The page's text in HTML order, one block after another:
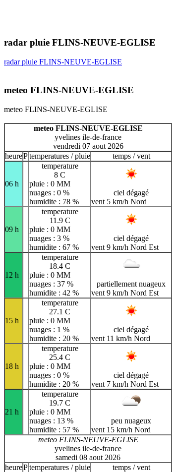
radar pluie FLINS-NEUVE-EGLISE
radar pluie FLINS-NEUVE-EGLISE
meteo FLINS-NEUVE-EGLISE
meteo FLINS-NEUVE-EGLISE
meteo FLINS-NEUVE-EGLISE
yvelines ile-de-france
vendredi 07 aout 2026
heurePtemperatures / pluie temps / vent
06 h
temperature
8 C
pluie : 0 MM
nuages : 0 %
humidite : 78 %
ciel dégagé
vent 5 km/h Nord
09 h
temperature
11.9 C
pluie : 0 MM
nuages : 3 %
humidite : 67 %
ciel dégagé
vent 9 km/h Nord Est
12 h
temperature
18.4 C
pluie : 0 MM
nuages : 37 %
humidite : 42 %
partiellement nuageux
vent 9 km/h Nord Est
15 h
temperature
27.1 C
pluie : 0 MM
nuages : 1 %
humidite : 20 %
ciel dégagé
vent 11 km/h Nord
18 h
temperature
25.4 C
pluie : 0 MM
nuages : 0 %
humidite : 20 %
ciel dégagé
vent 7 km/h Nord Est
21 h
temperature
19.7 C
pluie : 0 MM
nuages : 13 %
humidite : 57 %
peu nuageux
vent 15 km/h Nord
meteo FLINS-NEUVE-EGLISE
yvelines ile-de-france
samedi 08 aout 2026
heurePtemperatures / pluie temps / vent